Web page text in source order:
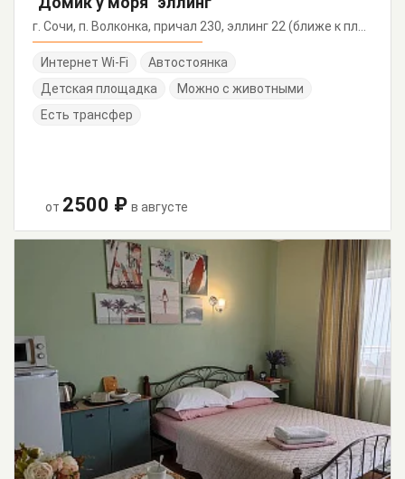
г. Сочи, п. Волконка, причал 230, эллинг 22 (ближе к платформе)
Интернет Wi-Fi
Автостоянка
Детская площадка
Можно с животными
Есть трансфер
от 2500 ₽ в августе